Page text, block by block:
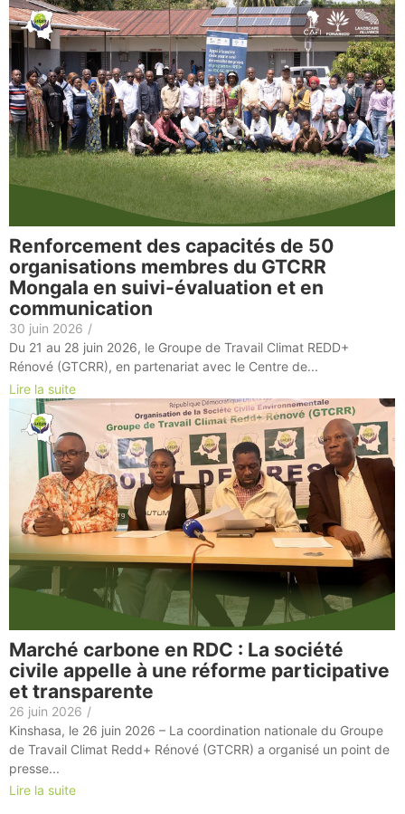
Renforcement des capacités de 50
organisations membres du GTCRR
Mongala en suivi-évaluation et en
communication
30 juin 2026 /
Du 21 au 28 juin 2026, le Groupe de Travail Climat REDD+
Rénové (GTCRR), en partenariat avec le Centre de...
Lire la suite
Marché carbone en RDC : La société
civile appelle à une réforme participative
et transparente
26 juin 2026 /
Kinshasa, le 26 juin 2026 – La coordination nationale du Groupe
de Travail Climat Redd+ Rénové (GTCRR) a organisé un point de
presse...
Lire la suite